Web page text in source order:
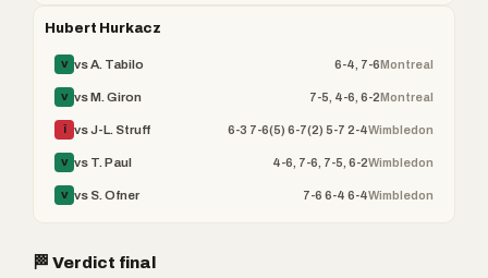
Hubert Hurkacz
V vs A. Tabilo 6-4, 7-6Montreal
V vs M. Giron 7-5, 4-6, 6-2Montreal
Î vs J-L. Struff 6-3 7-6(5) 6-7(2) 5-7 2-4Wimbledon
V vs T. Paul 4-6, 7-6, 7-5, 6-2Wimbledon
V vs S. Ofner 7-6 6-4 6-4Wimbledon
🏁 Verdict final